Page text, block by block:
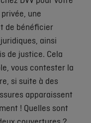
une
de bénéficier
ainsi
de justice. Cela
vous contester la
si suite à des
apparaissent
! Quelles sont